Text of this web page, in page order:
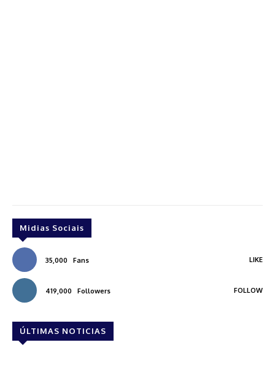
Midias Sociais
35,000 Fans LIKE
419,000 Followers FOLLOW
ÚLTIMAS NOTICIAS